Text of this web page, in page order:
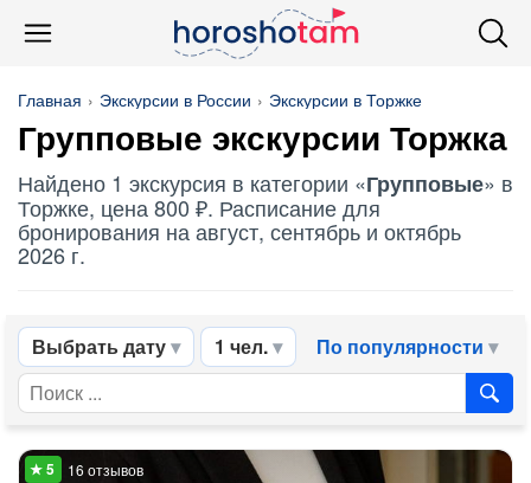
Главная Экскурсии в России Экскурсии в Торжке
Групповые экскурсии Торжка
Найдено 1 экскурсия в категории «Групповые» в
Торжке, цена 800 ₽. Расписание для
бронирования на август, сентябрь и октябрь
2026 г.
Выбрать дату 1 чел. По популярности
16 отзывов